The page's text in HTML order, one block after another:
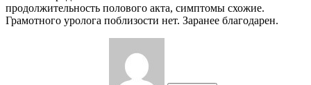
продолжительность полового акта, симптомы схожие.
Грамотного уролога поблизости нет. Заранее благодарен.